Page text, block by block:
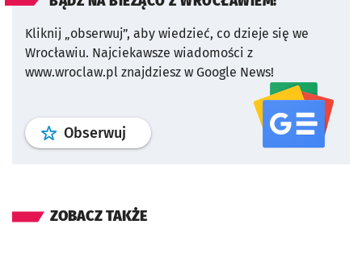
Kliknij „obserwuj”, aby wiedzieć, co dzieje się we
Wrocławiu. Najciekawsze wiadomości z
www.wroclaw.pl znajdziesz w Google News!
Obserwuj profil serwisu
ZOBACZ TAKŻE